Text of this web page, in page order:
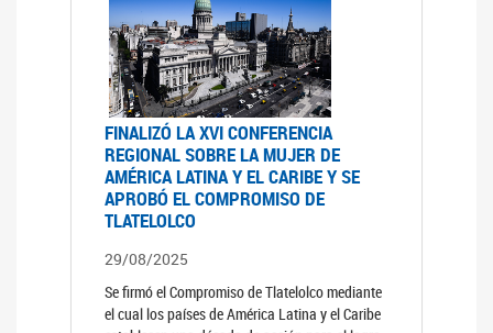
FINALIZÓ LA XVI CONFERENCIA
REGIONAL SOBRE LA MUJER DE
AMÉRICA LATINA Y EL CARIBE Y SE
APROBÓ EL COMPROMISO DE
TLATELOLCO
29/08/2025
Se firmó el Compromiso de Tlatelolco mediante
el cual los países de América Latina y el Caribe